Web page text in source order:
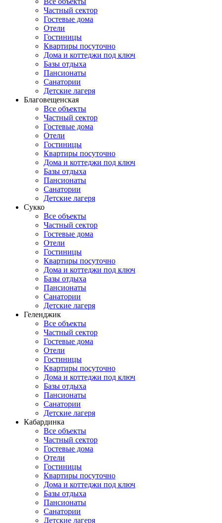
Частный сектор
Гостевые дома
Отели
Гостиницы
Квартиры посуточно
Дома и коттеджи под ключ
Базы отдыха
Пансионаты
Санатории
Детские лагеря
Благовещенская
Все объекты
Частный сектор
Гостевые дома
Отели
Гостиницы
Квартиры посуточно
Дома и коттеджи под ключ
Базы отдыха
Пансионаты
Санатории
Детские лагеря
Сукко
Все объекты
Частный сектор
Гостевые дома
Отели
Гостиницы
Квартиры посуточно
Дома и коттеджи под ключ
Базы отдыха
Пансионаты
Санатории
Детские лагеря
Геленджик
Все объекты
Частный сектор
Гостевые дома
Отели
Гостиницы
Квартиры посуточно
Дома и коттеджи под ключ
Базы отдыха
Пансионаты
Санатории
Детские лагеря
Кабардинка
Все объекты
Частный сектор
Гостевые дома
Отели
Гостиницы
Квартиры посуточно
Дома и коттеджи под ключ
Базы отдыха
Пансионаты
Санатории
Детские лагеря